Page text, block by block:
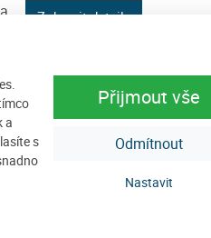
a
s
Přijmout vše
Odmítnout
Nastavit
Zobrazit detaily
Zobrazit detaily